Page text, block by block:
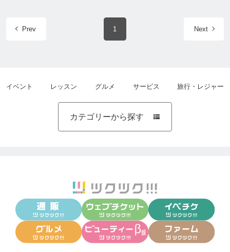
Prev 1 Next
イベント レッスン グルメ サービス 旅行・レジャー
カテゴリーから探す 